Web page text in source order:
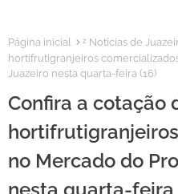
Página inicial ᶻ Notícias de
hortifrutigranjeiros
Juazeiro nesta quarta-feira (16)
Confira a cotação
no Mercado do